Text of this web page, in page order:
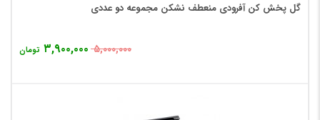
گل پخش کن آفرودی منعطف نشکن مجموعه دو عددی
۵,۰۰۰,۰۰۰ ۳,۹۰۰,۰۰۰ تومان